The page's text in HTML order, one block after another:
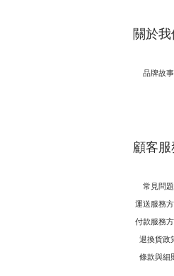
關於我
品牌故事
顧客服
常見問題
運送服務
付款服務
退換貨政
條款與細